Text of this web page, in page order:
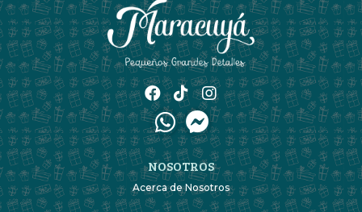
NOSOTROS
Acerca de Nosotros